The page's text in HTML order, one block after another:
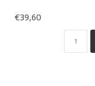
€39,60